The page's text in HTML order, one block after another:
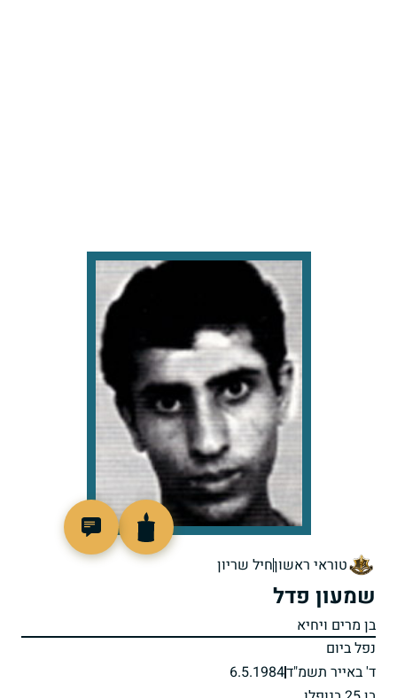
טוראי ראשוןחיל שריון
שמעון פדל
בן מרים ויחיא
נפל ביום
ד' באייר תשמ"ד6.5.1984